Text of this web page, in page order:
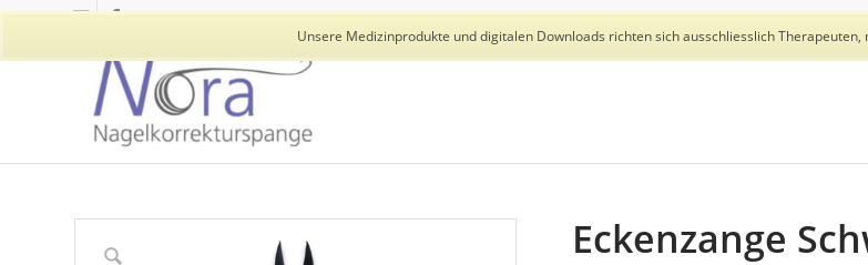
Unsere Medizinprodukte und digitalen Downloads richten sich ausschliesslich
Eckenzange